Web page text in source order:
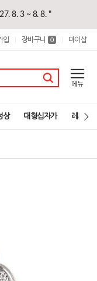
8. 3 ~ 8. 8. "
입 장바구니 0 마이샵
상 대형십자가 레지오